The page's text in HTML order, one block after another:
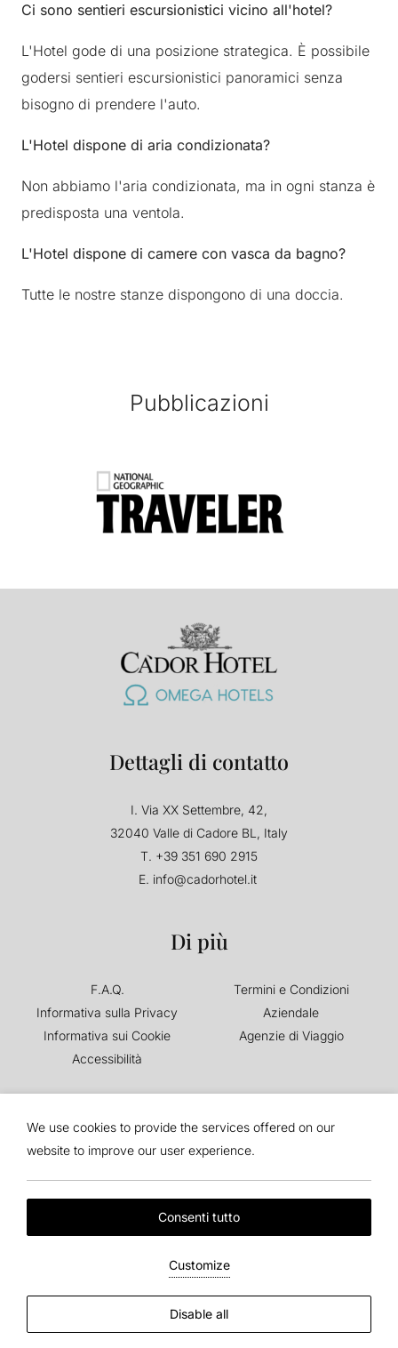
Ci sono sentieri escursionistici vicino all'hotel?
L'Hotel gode di una posizione strategica. È possibile
godersi sentieri escursionistici panoramici senza
bisogno di prendere l'auto.
L'Hotel dispone di aria condizionata?
Non abbiamo l'aria condizionata, ma in ogni stanza è
predisposta una ventola.
L'Hotel dispone di camere con vasca da bagno?
Tutte le nostre stanze dispongono di una doccia.
Pubblicazioni
Dettagli di contatto
I. Via XX Settembre, 42,
32040 Valle di Cadore BL, Italy
T. +39 351 690 2915
E. info@cadorhotel.it
Di più
F.A.Q.
Informativa sulla Privacy
Informativa sui Cookie
Accessibilità
Termini e Condizioni
Aziendale
Agenzie di Viaggio
FacebookInstagramTripAdvisor
CIN: IT025063A1RFQH5NYC.
Hotel website by:HOTELWIZE
We use cookies to provide the services offered on our
website to improve our user experience.
Consenti tutto
Customize
Disable all